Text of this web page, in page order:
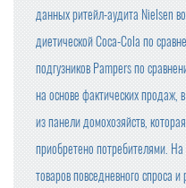
данных ритейл-аудита Nielsen
диетической Coca-Cola по
подгузников Pampers по
на основе фактических
из панели домохозяйств,
приобретено потребителями.
товаров повседневного спроса